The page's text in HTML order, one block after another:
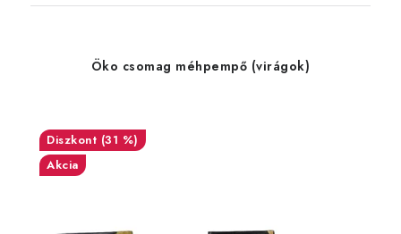
Öko csomag méhpempő (virágok)
(31 %)
Akcia